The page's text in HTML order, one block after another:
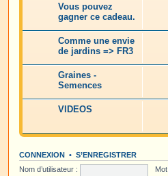
Vous pouvez
gagner ce cadeau.
Comme une envie
de jardins => FR3
Graines -
Semences
VIDEOS
CONNEXION • S’ENREGISTRER
Nom d’utilisateur :